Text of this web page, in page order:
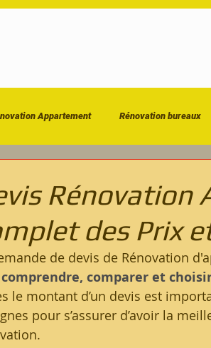
Appartement Rénovation bureaux
Rénovation
des Prix
de devis de Rénovation
comparer et
le montant d’un devis est
pour s’assurer d’avoir la